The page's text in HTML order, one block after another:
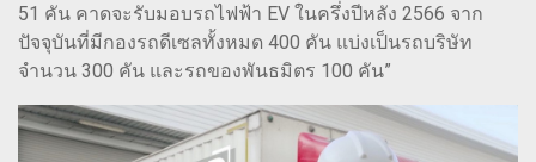
51 คัน คาดจะรับมอบรถไฟฟ้า EV ในครึ่งปีหลัง 2566 จาก
ปัจจุบันที่มีกองรถดีเซลทั้งหมด 400 คัน แบ่งเป็นรถบริษัท
จำนวน 300 คัน และรถของพันธมิตร 100 คัน”